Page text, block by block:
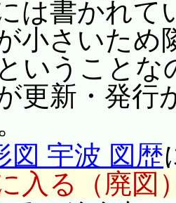
は書かれ
小さいため
うことな
更新・発
図 宇波 図歴
入る（廃図